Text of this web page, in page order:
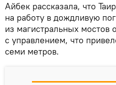
Айбек рассказала, что
на работу в дождливую
из магистральных мостов
с управлением, что
семи метров.